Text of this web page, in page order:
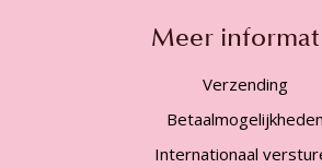
Meer
Verzending
Betaalmogelijkheden
Internationaal